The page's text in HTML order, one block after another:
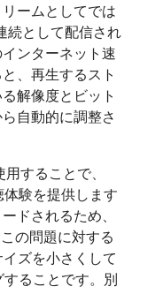
ームとしてでは
続として配信され
ンターネット速
、再生するスト
解像度とビット
自動的に調整さ
することで、
験を提供します
ドされるため、
の問題に対する
ズを小さくして
ることです。別